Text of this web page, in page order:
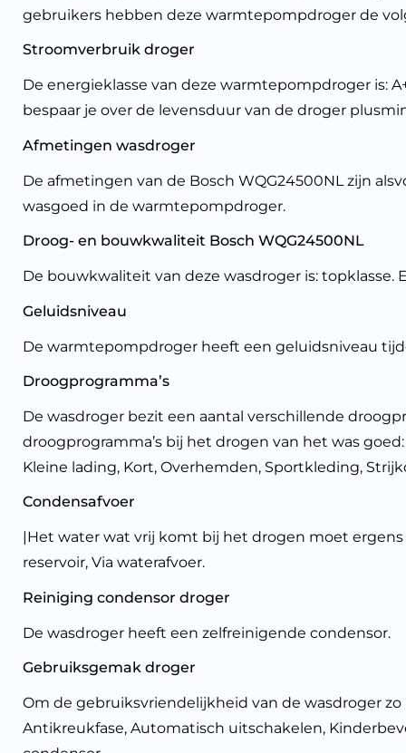
gebruikers hebben deze warmtepompdroger de
Stroomverbruik droger
De energieklasse van deze warmtepompdroger is:
bespaar je over de levensduur van de droger
Afmetingen wasdroger
De afmetingen van de Bosch WQG24500NL zijn
wasgoed in de warmtepompdroger.
Droog- en bouwkwaliteit Bosch WQG24500NL
De bouwkwaliteit van deze wasdroger is:
Geluidsniveau
De warmtepompdroger heeft een geluidsniveau
Droogprogramma’s
De wasdroger bezit een aantal verschillende
droogprogramma’s bij het drogen van het was
Kleine lading, Kort, Overhemden, Sportkleding,
Condensafvoer
|Het water wat vrij komt bij het drogen moet
reservoir, Via waterafvoer.
Reiniging condensor droger
De wasdroger heeft een zelfreinigende condensor.
Gebruiksgemak droger
Om de gebruiksvriendelijkheid van de wasdroger
Antikreukfase, Automatisch uitschakelen,